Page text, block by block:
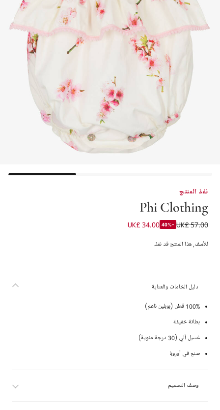
نفذ المنتج
Phi Clothing
بودي سوت مزين بفيونكات لون زهري وعاجي للبنات الرضع
UK£ 57.00
-40%
UK£ 34.00
للأسف, هذا المنتج قد نفذ.
دليل الخامات والعناية
100% قطن (بوبلين ناعم)
بطانة خفيفة
غسيل آلي (30 درجة مئوية)
صنع في أوروبا
وصف التصميم